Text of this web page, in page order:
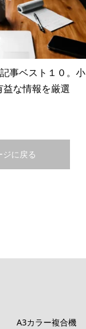
事ベスト１０。小
な情報を厳選
ジに戻る
A3カラー複合機